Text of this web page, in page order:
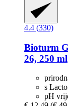
4.4 (330)
Bioturm
26, 250 ml
s
pH